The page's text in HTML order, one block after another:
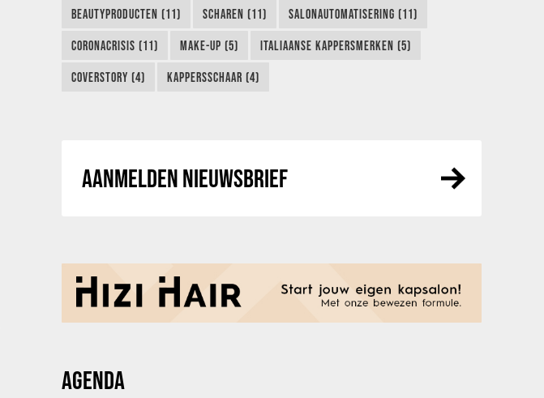
BEAUTYPRODUCTEN (11) SCHAREN (11) SALONAUTOMATISERING (11)
CORONACRISIS (11) MAKE-UP (5) ITALIAANSE KAPPERSMERKEN (5)
COVERSTORY (4) KAPPERSSCHAAR (4)
AANMELDEN NIEUWSBRIEF
AGENDA